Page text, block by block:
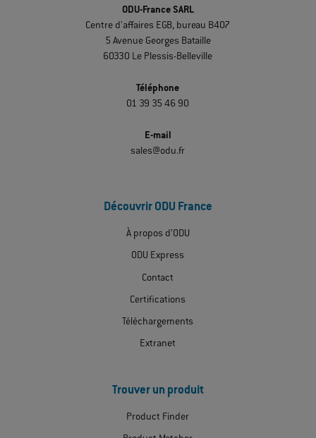
ODU-France SARL
Centre d'affaires EGB, bureau B407
5 Avenue Georges Bataille
60330 Le Plessis-Belleville
Téléphone
01 39 35 46 90
E-mail
sales@odu.fr
Découvrir ODU France
À propos d’ODU
ODU Express
Contact
Certifications
Téléchargements
Extranet
Trouver un produit
Product Finder